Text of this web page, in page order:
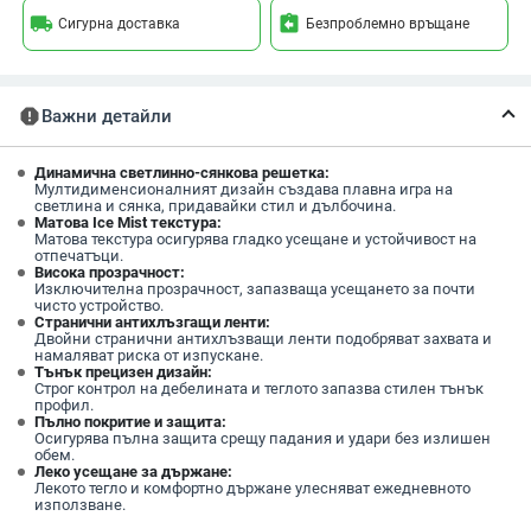
local_shipping Сигурна доставка assignment_return Безпроблемно връщане
reportВажни детайли
Динамична светлинно-сянкова решетка:
Мултидименсионалният дизайн създава плавна игра на
светлина и сянка, придавайки стил и дълбочина.
Матова Ice Mist текстура:
Матова текстура осигурява гладко усещане и устойчивост на
отпечатъци.
Висока прозрачност:
Изключителна прозрачност, запазваща усещането за почти
чисто устройство.
Странични антихлъзгащи ленти:
Двойни странични антихлъзващи ленти подобряват захвата и
намаляват риска от изпускане.
Тънък прецизен дизайн:
Строг контрол на дебелината и теглото запазва стилен тънък
профил.
Пълно покритие и защита:
Осигурява пълна защита срещу падания и удари без излишен
обем.
Леко усещане за държане:
Лекото тегло и комфортно държане улесняват ежедневното
използване.